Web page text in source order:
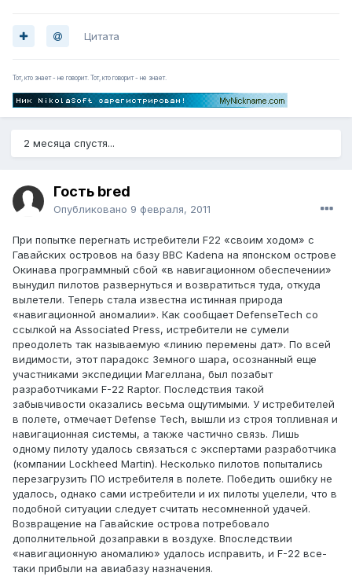
Цитата
Тот, кто знает - не говорит. Тот, кто говорит - не знает.
2 месяца спустя...
Гость bred
Опубликовано 9 февраля, 2011
При попытке перегнать истребители F22 «своим ходом» с
Гавайских островов на базу ВВС Kadena на японском острове
Окинава программный сбой «в навигационном обеспечении»
вынудил пилотов развернуться и возвратиться туда, откуда
вылетели. Теперь стала известна истинная природа
«навигационной аномалии». Как сообщает DefenseTech со
ссылкой на Associated Press, истребители не сумели
преодолеть так называемую «линию перемены дат». По всей
видимости, этот парадокс Земного шара, осознанный еще
участниками экспедиции Магеллана, был позабыт
разработчиками F-22 Raptor. Последствия такой
забывчивости оказались весьма ощутимыми. У истребителей
в полете, отмечает Defense Tech, вышли из строя топливная и
навигационная системы, а также частично связь. Лишь
одному пилоту удалось связаться с экспертами разработчика
(компании Lockheed Martin). Несколько пилотов попытались
перезагрузить ПО истребителя в полете. Победить ошибку не
удалось, однако сами истребители и их пилоты уцелели, что в
подобной ситуации следует считать несомненной удачей.
Возвращение на Гавайские острова потребовало
дополнительной дозаправки в воздухе. Впоследствии
«навигационную аномалию» удалось исправить, и F-22 все-
таки прибыли на авиабазу назначения.